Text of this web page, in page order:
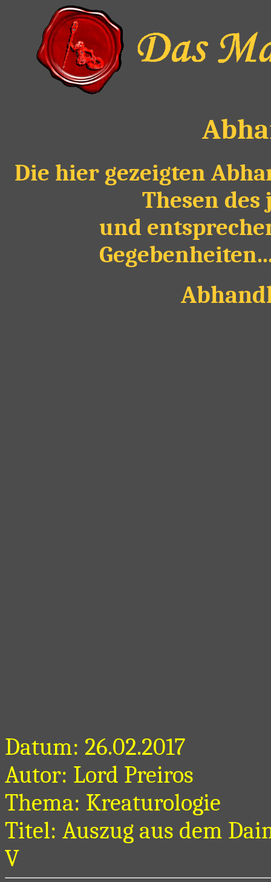
Die hier gezeigten
Thesen
und
Datum: 26.02.2017
Autor: Lord Preiros
Thema: Kreaturologie
Titel: Auszug aus dem
V